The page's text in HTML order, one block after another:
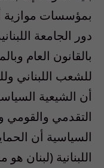
بمؤسسات موازية
دور الجامعة
بالقانون العام
للشعب اللبناني
أن الشيعية
التقدمي والقومي
السياسية أن
اللبنانية (لبنان